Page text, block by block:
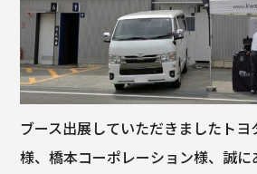
ブース出展していただきましたトヨ
様、橋本コーポレーション様、誠